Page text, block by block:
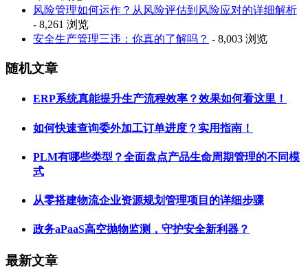
风险管理如何运作？从风险评估到风险应对的详细解析
- 8,261 浏览
安全生产管理三违：你真的了解吗？ - 8,003 浏览
随机文章
ERP系统真能提升生产流程效率？效果如何看这里！
如何快速查询委外加工订单进度？实用指南！
PLM有哪些类型？全面盘点产品生命周期管理的不同模
式
从零搭建物流企业资源规划管理项目的详细步骤
政务aPaaS高空抛物监测，守护安全新利器？
最新文章